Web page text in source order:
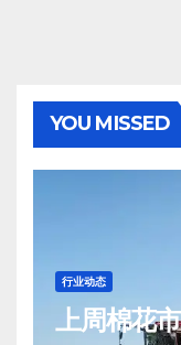
YOU MISSED
行业动态
上周棉花